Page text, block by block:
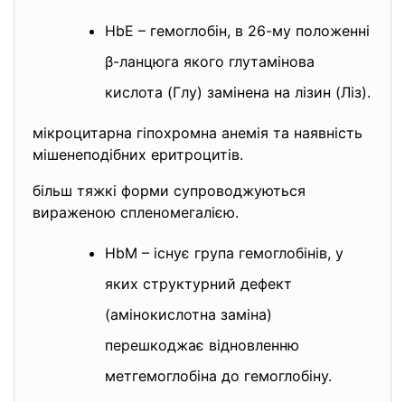
HbЕ – гемоглобін, в 26-му положенні
β-ланцюга якого глутамінова
кислота (Глу) замінена на лізин (Ліз).
мікроцитарна гіпохромна анемія та наявність
мішенеподібних еритроцитів.
більш тяжкі форми супроводжуються
вираженою спленомегалією.
HbM – існує група гемоглобінів, у
яких структурний дефект
(амінокислотна заміна)
перешкоджає відновленню
метгемоглобіна до гемоглобіну.